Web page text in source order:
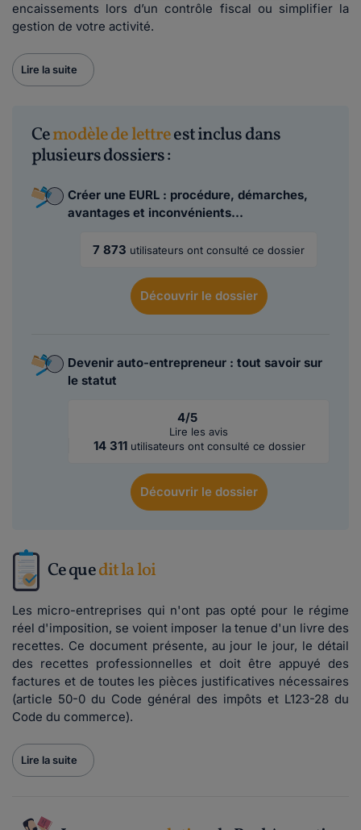
encaissements lors d’un contrôle fiscal ou simplifier la
gestion de votre activité.
Lire la suite
Cemodèle de lettreest inclus dans
plusieurs dossiers :
Créer une EURL : procédure, démarches,
avantages et inconvénients...
7 873 utilisateurs ont consulté ce dossier
Découvrirle dossier
Devenir auto-entrepreneur : tout savoir sur
le statut
4/5
Lire les avis
14 311 utilisateurs ont consulté ce dossier
Découvrirle dossier
Ce quedit la loi
Les micro-entreprises qui n'ont pas opté pour le régime
réel d'imposition, se voient imposer la tenue d'un livre des
recettes. Ce document présente, au jour le jour, le détail
des recettes professionnelles et doit être appuyé des
factures et de toutes les pièces justificatives nécessaires
(article 50-0 du Code général des impôts et L123-28 du
Code du commerce).
Lire la suite